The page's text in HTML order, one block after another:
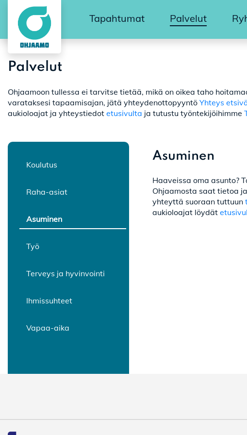
Tapahtumat Palvelut
Palvelut
Ohjaamoon tullessa ei tarvitse tietää, mikä on oikea taho
varataksesi tapaamisajan, jätä yhteydenottopyyntö Yhteys
aukioloajat ja yhteystiedot etusivulta ja tutustu työntekijöihimme
Koulutus
Raha-asiat
Asuminen
Työ
Terveys ja hyvinvointi
Ihmissuhteet
Vapaa-aika
Asuminen
Haaveissa oma asunto?
Ohjaamosta saat tietoa
yhteyttä suoraan tuttuun
aukioloajat löydät